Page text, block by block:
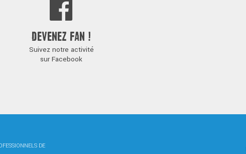
DEVENEZ FAN !
Suivez notre activité
sur Facebook
DE